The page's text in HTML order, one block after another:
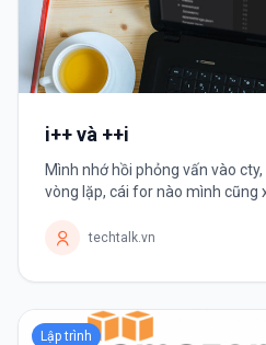
i++ và ++i
Mình nhớ hồi phỏng vấn vào
vòng lặp, cái for nào mình cũng
faster but I...
techtalk.vn
Lập trình